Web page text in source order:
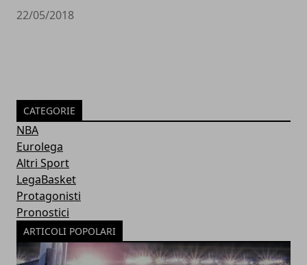
22/05/2018
CATEGORIE
NBA
Eurolega
Altri Sport
LegaBasket
Protagonisti
Pronostici
ARTICOLI POPOLARI